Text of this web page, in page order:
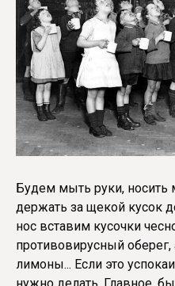
Будем мыть руки, носить
держать за щекой кусок
нос вставим кусочки
противовирусный оберег,
лимоны... Если это
нужно делать. Главное,